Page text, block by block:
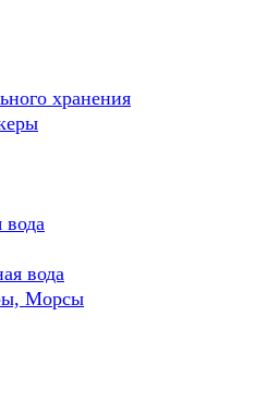
хранения
вода
вода
Морсы